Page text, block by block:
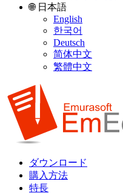
🌐 日本語
English
한국어
Deutsch
简体中文
繁體中文
ダウンロード
購入方法
特長